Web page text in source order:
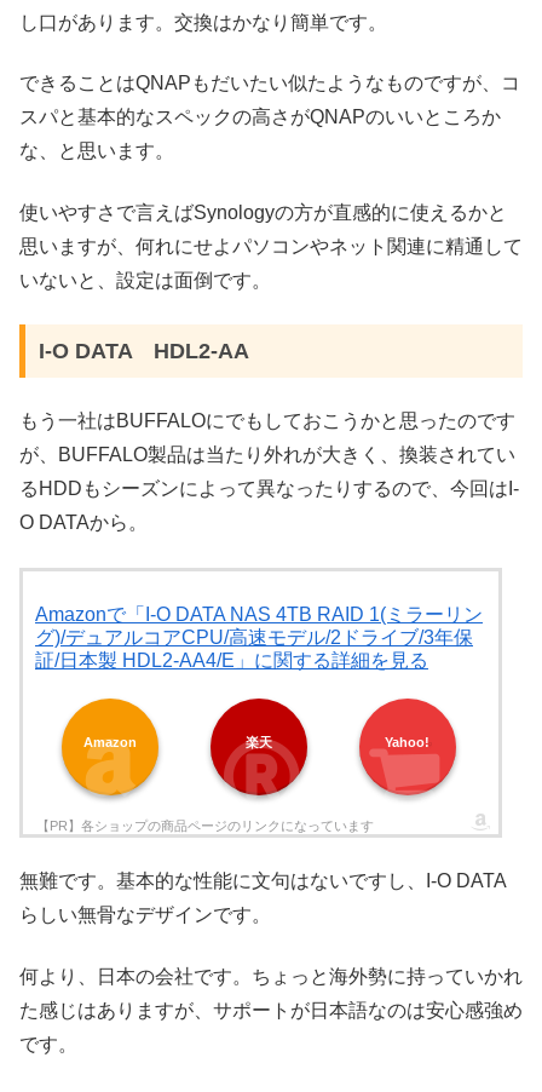
し口があります。交換はかなり簡単です。
できることはQNAPもだいたい似たようなものですが、コ
スパと基本的なスペックの高さがQNAPのいいところか
な、と思います。
使いやすさで言えばSynologyの方が直感的に使えるかと
思いますが、何れにせよパソコンやネット関連に精通して
いないと、設定は面倒です。
I-O DATA HDL2-AA
もう一社はBUFFALOにでもしておこうかと思ったのです
が、BUFFALO製品は当たり外れが大きく、換装されてい
るHDDもシーズンによって異なったりするので、今回はI-
O DATAから。
Amazonで「I-O DATA NAS 4TB RAID 1(ミラーリン
グ)/デュアルコアCPU/高速モデル/2ドライブ/3年保
証/日本製 HDL2-AA4/E」に関する詳細を見る
Amazon 楽天 Yahoo!
無難です。基本的な性能に文句はないですし、I-O DATA
らしい無骨なデザインです。
何より、日本の会社です。ちょっと海外勢に持っていかれ
た感じはありますが、サポートが日本語なのは安心感強め
です。